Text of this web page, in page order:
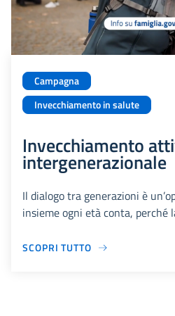
Campagna
Invecchiamento in salute
Invecchiamento
intergenerazionale
Il dialogo tra generazioni è
insieme ogni età conta, perché
SCOPRI TUTTO